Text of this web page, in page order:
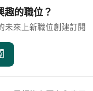
趣的職位？
未來上新職位創建訂閱